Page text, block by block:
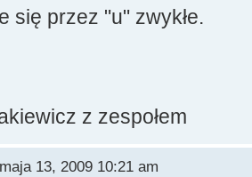
się przez "u" zwykłe.
z zespołem
13, 2009 10:21 am